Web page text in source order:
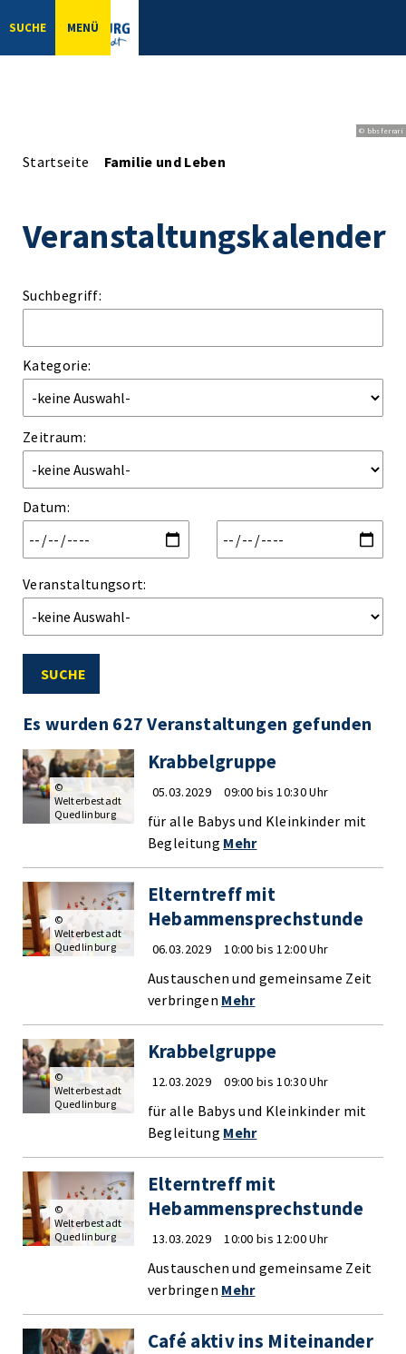
SUCHE MENÜ
© bbsferrari
Startseite Familie und Leben
Veranstaltungskalender
Suchbegriff:
Kategorie:
Zeitraum:
Datum:
Veranstaltungsort:
SUCHE
Es wurden 627 Veranstaltungen gefunden
Krabbelgruppe
05.03.2029 09:00 bis 10:30 Uhr
für alle Babys und Kleinkinder mit
Begleitung Mehr
©
Welterbestadt
Quedlinburg
Elterntreff mit
Hebammensprechstunde
06.03.2029 10:00 bis 12:00 Uhr
Austauschen und gemeinsame Zeit
verbringen Mehr
©
Welterbestadt
Quedlinburg
Krabbelgruppe
12.03.2029 09:00 bis 10:30 Uhr
für alle Babys und Kleinkinder mit
Begleitung Mehr
©
Welterbestadt
Quedlinburg
Elterntreff mit
Hebammensprechstunde
13.03.2029 10:00 bis 12:00 Uhr
Austauschen und gemeinsame Zeit
verbringen Mehr
©
Welterbestadt
Quedlinburg
Café aktiv ins Miteinander